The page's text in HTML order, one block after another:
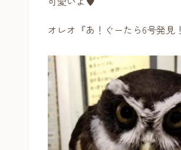
オレオ『あ！ぐーたら6号発見